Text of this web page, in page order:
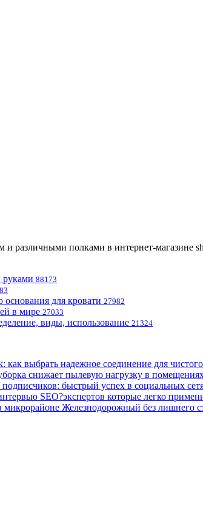
и различными полками в интернет-магазине
руками 88173
для кровати 27982
в мире 27033
виды, использование 21324
как выбрать надежное соединение для чистого
снижает пылевую нагрузку в
быстрый успех в социальных
SEO?экспертов которые легко
микрорайоне Железнодорожный без лишнего